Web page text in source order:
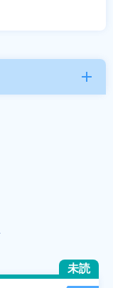
add
未読